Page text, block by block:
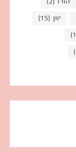
יוון (15)